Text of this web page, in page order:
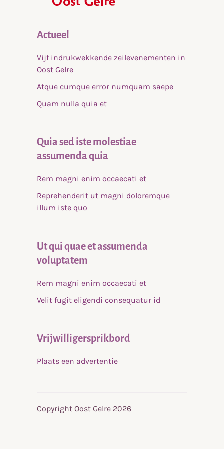
Actueel
Vijf indrukwekkende zeilevenementen in
Oost Gelre
Atque cumque error numquam saepe
Quam nulla quia et
Quia sed iste molestiae
assumenda quia
Rem magni enim occaecati et
Reprehenderit ut magni doloremque
illum iste quo
Ut qui quae et assumenda
voluptatem
Rem magni enim occaecati et
Velit fugit eligendi consequatur id
Vrijwilligersprikbord
Plaats een advertentie
Copyright Oost Gelre 2026